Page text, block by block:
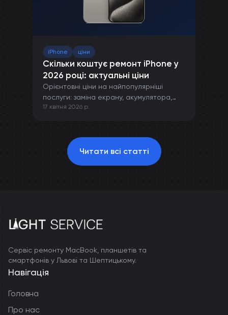
iPhone ціни
Скільки коштує ремонт iPhone у
2026 році: актуальні ціни
Орієнтовні ціни на найпопулярніші
послуги: заміна екрану, акумулятора,
камери та інших компонентів iPhone.
17 квітня 2026 р.
Читати всі статті
Сервіс ремонту MacBook, планшетів та
смартфонів у Львові та Шептицькому.
Навігація
Головна
Про нас